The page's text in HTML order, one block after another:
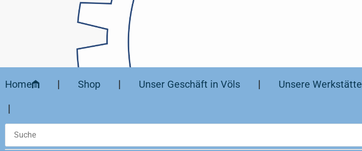
Home ❘ Shop ❘ Unser Geschäft in Völs ❘ Unsere Werkstätte
❘